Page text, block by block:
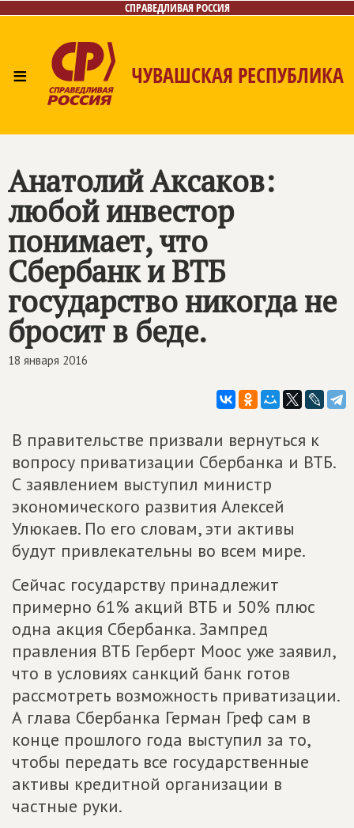
СПРАВЕДЛИВАЯ РОССИЯ
≡ ЧУВАШСКАЯ РЕСПУБЛИКА
Контакты
Анатолий Аксаков:
любой инвестор
понимает, что
Сбербанк и ВТБ
государство никогда не
бросит в беде.
18 января 2016
В правительстве призвали вернуться к
вопросу приватизации Сбербанка и ВТБ.
С заявлением выступил министр
экономического развития Алексей
Улюкаев. По его словам, эти активы
будут привлекательны во всем мире.
Сейчас государству принадлежит
примерно 61% акций ВТБ и 50% плюс
одна акция Сбербанка. Зампред
правления ВТБ Герберт Моос уже заявил,
что в условиях санкций банк готов
рассмотреть возможность приватизации.
А глава Сбербанка Герман Греф сам в
конце прошлого года выступил за то,
чтобы передать все государственные
активы кредитной организации в
частные руки.